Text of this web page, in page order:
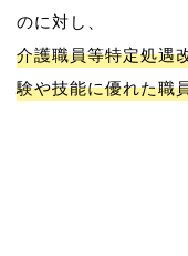
介護職員等特定処遇
験や技能に優れた職